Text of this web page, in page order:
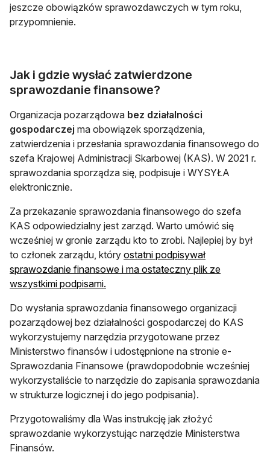
jeszcze obowiązków sprawozdawczych w tym roku,
przypomnienie.
Jak i gdzie wysłać zatwierdzone
sprawozdanie finansowe?
Organizacja pozarządowa bez działalności
gospodarczej ma obowiązek sporządzenia,
zatwierdzenia i przesłania sprawozdania finansowego do
szefa Krajowej Administracji Skarbowej (KAS). W 2021 r.
sprawozdania sporządza się, podpisuje i WYSYŁA
elektronicznie.
Za przekazanie sprawozdania finansowego do szefa
KAS odpowiedzialny jest zarząd. Warto umówić się
wcześniej w gronie zarządu kto to zrobi. Najlepiej by był
to członek zarządu, który ostatni podpisywał
sprawozdanie finansowe i ma ostateczny plik ze
wszystkimi podpisami.
Do wysłania sprawozdania finansowego organizacji
pozarządowej bez działalności gospodarczej do KAS
wykorzystujemy narzędzia przygotowane przez
Ministerstwo finansów i udostępnione na stronie e-
Sprawozdania Finansowe (prawdopodobnie wcześniej
wykorzystaliście to narzędzie do zapisania sprawozdania
w strukturze logicznej i do jego podpisania).
Przygotowaliśmy dla Was instrukcję jak złożyć
sprawozdanie wykorzystując narzędzie Ministerstwa
Finansów.